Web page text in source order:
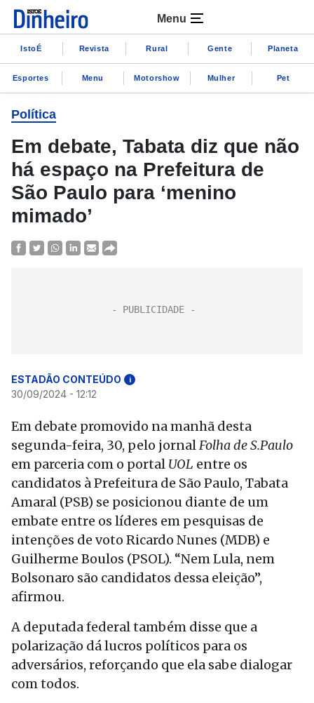
Menu
IstoÉ Revista Rural Gente Planeta
Esportes Menu Motorshow Mulher Pet
Política
Em debate, Tabata diz que não
há espaço na Prefeitura de
São Paulo para ‘menino
mimado’
ESTADÃO CONTEÚDO i
30/09/2024 - 12:12
Em debate promovido na manhã desta
segunda-feira, 30, pelo jornalFolha de S.Paulo
em parceria com o portal UOL entre os
candidatos à Prefeitura de São Paulo, Tabata
Amaral (PSB) se posicionou diante de um
embate entre os líderes em pesquisas de
intenções de voto Ricardo Nunes (MDB) e
Guilherme Boulos (PSOL). “Nem Lula, nem
Bolsonaro são candidatos dessa eleição”,
afirmou.
A deputada federal também disse que a
polarização dá lucros políticos para os
adversários, reforçando que ela sabe dialogar
com todos.